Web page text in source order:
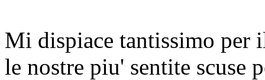
Mi dispiace tantissimo per
le nostre piu' sentite scuse